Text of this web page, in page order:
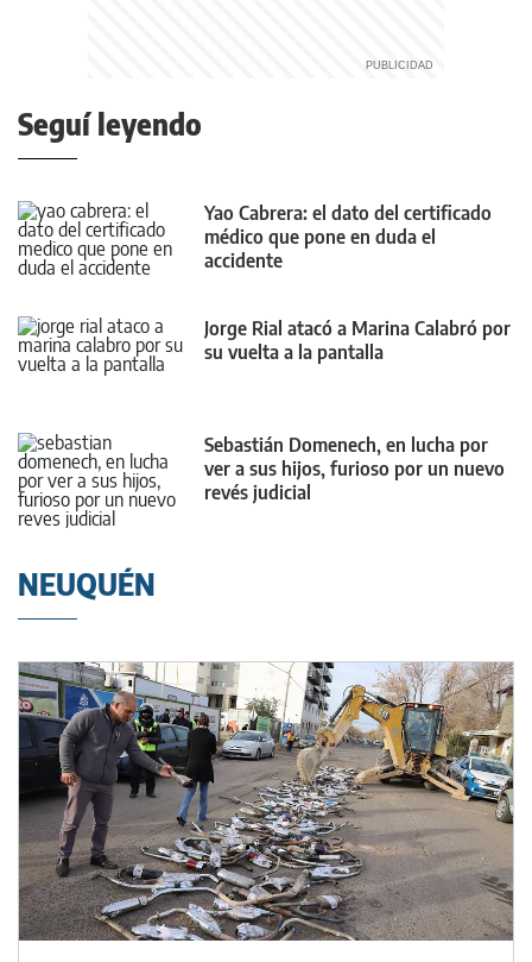
Seguí leyendo
Yao Cabrera: el dato del certificado
médico que pone en duda el
accidente
Jorge Rial atacó a Marina Calabró por
su vuelta a la pantalla
Sebastián Domenech, en lucha por
ver a sus hijos, furioso por un nuevo
revés judicial
NEUQUÉN